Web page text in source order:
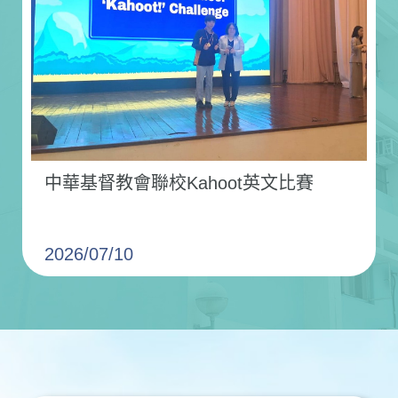
中華基督教會聯校Kahoot英文比賽
2026/07/10